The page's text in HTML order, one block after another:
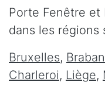
Porte Fenêtre et
dans les régions
Bruxelles,
Charleroi, Liège,